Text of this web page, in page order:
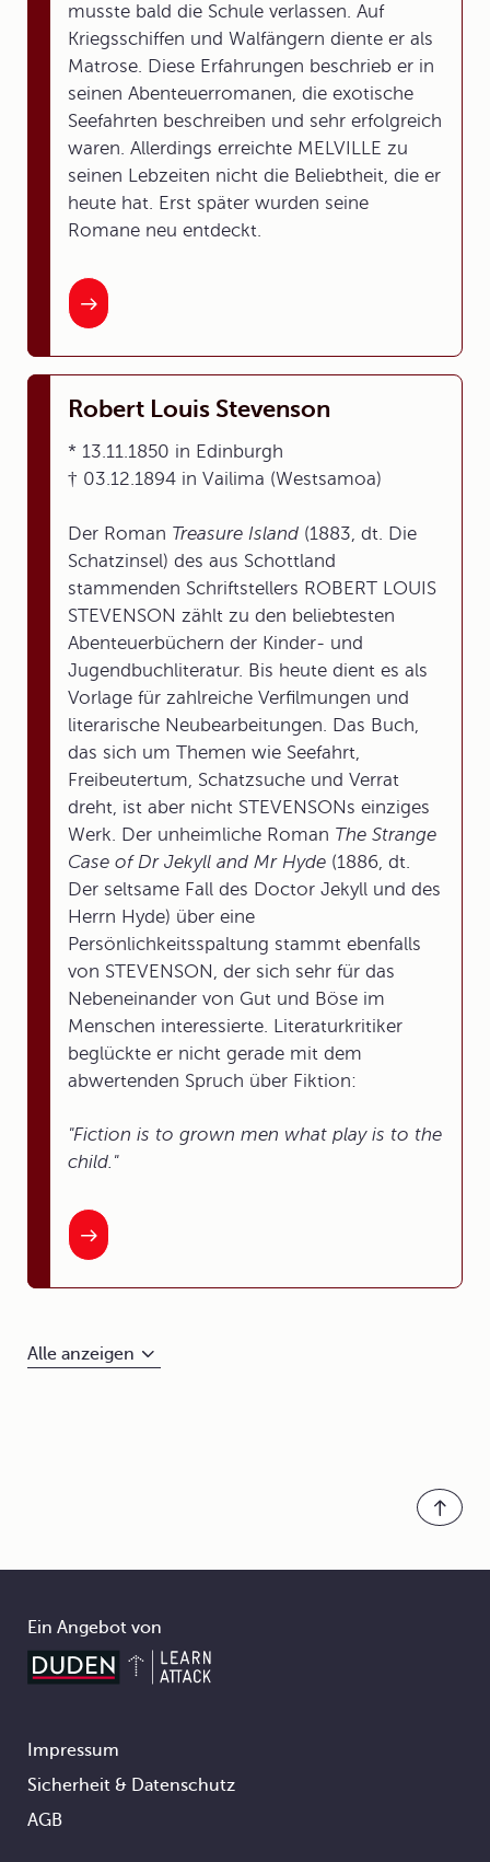
musste bald die Schule verlassen. Auf
Kriegsschiffen und Walfängern diente er als
Matrose. Diese Erfahrungen beschrieb er in
seinen Abenteuerromanen, die exotische
Seefahrten beschreiben und sehr erfolgreich
waren. Allerdings erreichte MELVILLE zu
seinen Lebzeiten nicht die Beliebtheit, die er
heute hat. Erst später wurden seine
Romane neu entdeckt.
Robert Louis Stevenson
* 13.11.1850 in Edinburgh
† 03.12.1894 in Vailima (Westsamoa)
Der Roman Treasure Island (1883, dt. Die
Schatzinsel) des aus Schottland
stammenden Schriftstellers ROBERT LOUIS
STEVENSON zählt zu den beliebtesten
Abenteuerbüchern der Kinder- und
Jugendbuchliteratur. Bis heute dient es als
Vorlage für zahlreiche Verfilmungen und
literarische Neubearbeitungen. Das Buch,
das sich um Themen wie Seefahrt,
Freibeutertum, Schatzsuche und Verrat
dreht, ist aber nicht STEVENSONs einziges
Werk. Der unheimliche Roman The Strange
Case of Dr Jekyll and Mr Hyde (1886, dt.
Der seltsame Fall des Doctor Jekyll und des
Herrn Hyde) über eine
Persönlichkeitsspaltung stammt ebenfalls
von STEVENSON, der sich sehr für das
Nebeneinander von Gut und Böse im
Menschen interessierte. Literaturkritiker
beglückte er nicht gerade mit dem
abwertenden Spruch über Fiktion:
"Fiction is to grown men what play is to the
child."
Alle anzeigen
Ein Angebot von
Footer
Impressum
Sicherheit & Datenschutz
AGB